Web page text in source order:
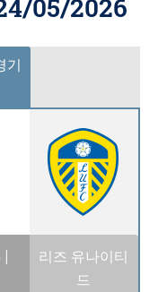
05/2026
리즈 유나이티
드